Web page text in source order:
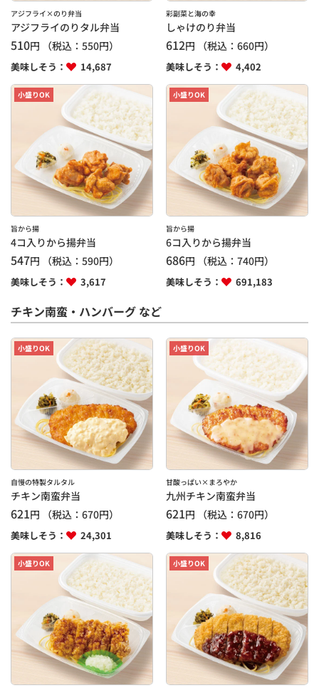
アジフライ×のり弁当
アジフライのりタル弁当
510円 （税込： 550円）
美味しそう： 14,687
彩副菜と海の幸
しゃけのり弁当
612円 （税込：660円）
美味しそう： 4,402
小盛りOK
旨から揚
4コ入りから揚弁当
547円 （税込： 590円）
美味しそう： 3,617
小盛りOK
旨から揚
6コ入りから揚弁当
686円 （税込：740円）
美味しそう： 691,183
チキン南蛮・ハンバーグ など
小盛りOK
自慢の特製タルタル
チキン南蛮弁当
621円 （税込： 670円）
美味しそう： 24,301
小盛りOK
甘酸っぱい×まろやか
九州チキン南蛮弁当
621円 （税込：670円）
美味しそう： 8,816
小盛りOK 小盛りOK